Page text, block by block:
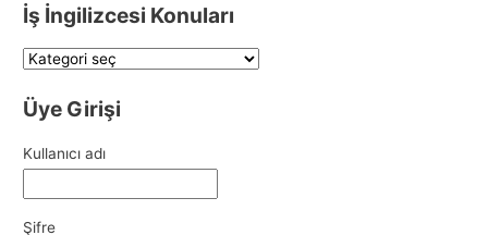
İş İngilizcesi Konuları
Üye Girişi
Kullanıcı adı
Şifre